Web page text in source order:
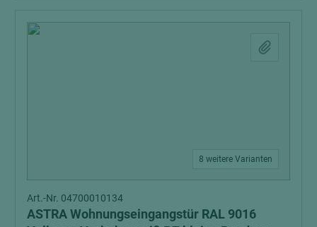
8 weitere Varianten
Art.-Nr. 04700010134
ASTRA Wohnungseingangstür RAL 9016